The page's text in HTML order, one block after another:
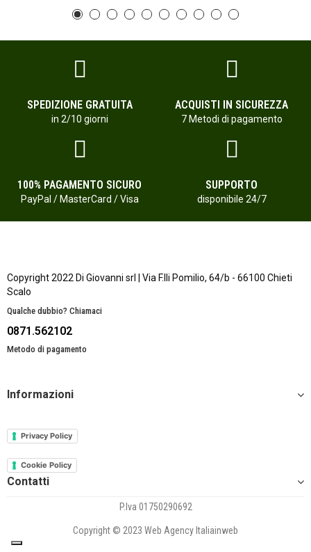
SPEDIZIONE GRATUITA
in 2/10 giorni
ACQUISTI IN SICUREZZA
7 Metodi di pagamento
100% PAGAMENTO SICURO
PayPal / MasterCard / Visa
SUPPORTO
disponibile 24/7
Copyright 2022 Di Giovanni srl | Via F.lli Pomilio, 64/b - 66100 Chieti
Scalo
Qualche dubbio? Chiamaci
0871.562102
Metodo di pagamento
Informazioni
Privacy Policy
Cookie Policy
Contatti
P.Iva 01750290692
Copyright © 2023 Web Agency Italiainweb